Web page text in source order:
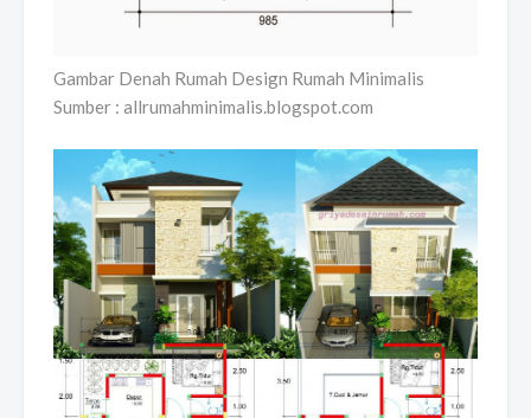
Gambar Denah Rumah Design Rumah Minimalis
Sumber : allrumahminimalis.blogspot.com